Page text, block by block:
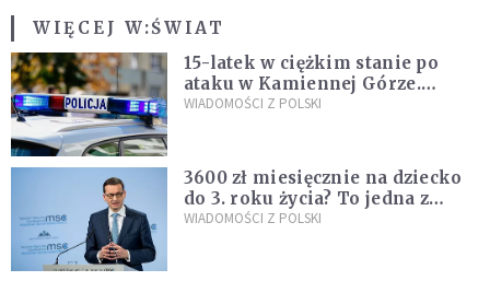
WIĘCEJ W:ŚWIAT
15-latek w ciężkim stanie po
ataku w Kamiennej Górze.
Policja zatrzymała dwóch
WIADOMOŚCI Z POLSKI
3600 zł miesięcznie na dziecko
do 3. roku życia? To jedna z
propozycji programu "Rozwój
WIADOMOŚCI Z POLSKI